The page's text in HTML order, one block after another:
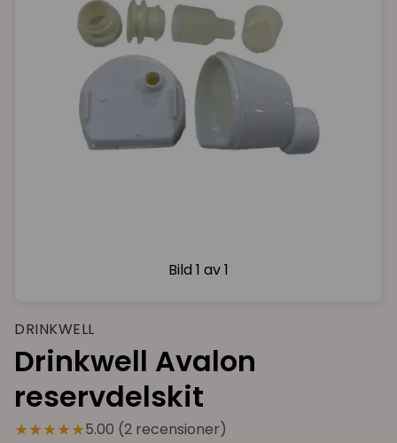
Bild 1 av 1
DRINKWELL
Drinkwell Avalon
reservdelskit
★★★★★5.00 (2 recensioner)